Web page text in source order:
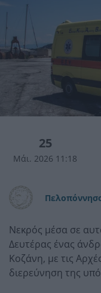
25
Μάι. 2026 11:18
Νεκρός μέσα σε
Δευτέρας ένας
Κοζάνη, με τις
διερεύνηση της